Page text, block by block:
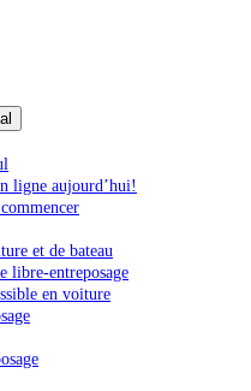
ligne aujourd’hui!
et de bateau
libre-entreposage
en voiture